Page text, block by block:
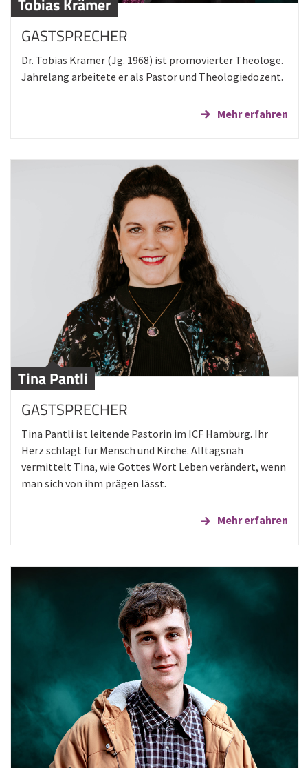
Tobias Krämer
GASTSPRECHER
Dr. Tobias Krämer (Jg. 1968) ist promovierter Theologe.
Jahrelang arbeitete er als Pastor und Theologiedozent.
Mehr erfahren
Tina Pantli
GASTSPRECHER
Tina Pantli ist leitende Pastorin im ICF Hamburg. Ihr
Herz schlägt für Mensch und Kirche. Alltagsnah
vermittelt Tina, wie Gottes Wort Leben verändert, wenn
man sich von ihm prägen lässt.
Mehr erfahren